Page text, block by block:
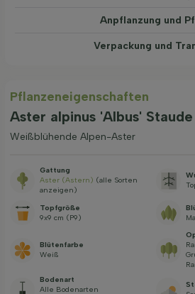
Anpflanzung und
Verpackung und
Pflanzeneigenschaften
Aster alpinus 'Albus' Staude
Weißblühende Alpen-Aster
Gattung
Aster (Astern) (alle Sorten
anzeigen)
Topfgröße
9x9 cm (P9)
Blütenfarbe
Weiß
Bodenart
Alle Bodenarten